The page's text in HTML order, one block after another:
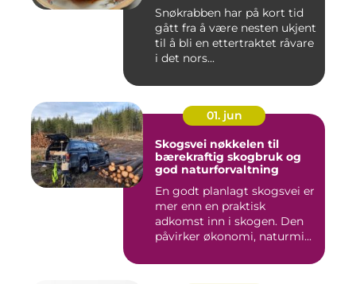
Snøkrabben har på kort tid
gått fra å være nesten ukjent
til å bli en ettertraktet råvare
i det nors...
01. jun
Skogsvei nøkkelen til
bærekraftig skogbruk og
god naturforvaltning
En godt planlagt skogsvei er
mer enn en praktisk
adkomst inn i skogen. Den
påvirker økonomi, naturmi...